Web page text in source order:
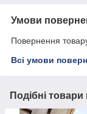
Умови
Повернення
Всі умови
Подібні товари